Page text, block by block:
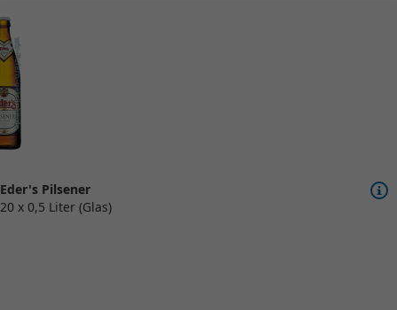
Eder's Pilsener
20 x 0,5 Liter (Glas)